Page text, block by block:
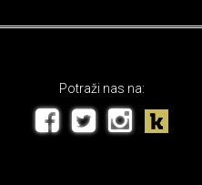
Potraži nas na: